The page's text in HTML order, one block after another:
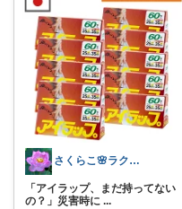
さくらこ🌸ラクする暮らしnote
「アイラップ、まだ持ってない
の？」災害時に ...